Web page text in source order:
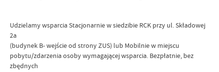
Udzielamy wsparcia Stacjonarnie w siedzibie RCK przy ul. Składowej
2a
(budynek B- wejście od strony ZUS) lub Mobilnie w miejscu
pobytu/zdarzenia osoby wymagającej wsparcia. Bezpłatnie, bez
zbędnych